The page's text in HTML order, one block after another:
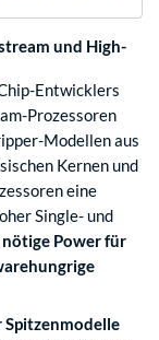
und High-
Entwicklers
Prozessoren
Modellen aus
Kernen und
eine
Single- und
Power für
Spitzenmodelle